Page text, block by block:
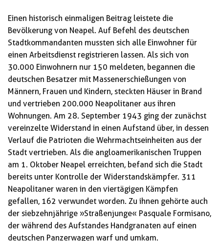
Einen historisch einmaligen Beitrag leistete die
Bevölkerung von Neapel. Auf Befehl des deutschen
Stadtkommandanten mussten sich alle Einwohner für
einen Arbeitsdienst registrieren lassen. Als sich von
30.000 Einwohnern nur 150 meldeten, begannen die
deutschen Besatzer mit Massenerschießungen von
Männern, Frauen und Kindern, steckten Häuser in Brand
und vertrieben 200.000 Neapolitaner aus ihren
Wohnungen. Am 28. September 1943 ging der zunächst
vereinzelte Widerstand in einen Aufstand über, in dessen
Verlauf die Patrioten die Wehrmachtseinheiten aus der
Stadt vertrieben. Als die angloamerikanischen Truppen
am 1. Oktober Neapel erreichten, befand sich die Stadt
bereits unter Kontrolle der Widerstandskämpfer. 311
Neapolitaner waren in den viertägigen Kämpfen
gefallen, 162 verwundet worden. Zu ihnen gehörte auch
der siebzehnjährige »Straßenjunge« Pasquale Formisano,
der während des Aufstandes Handgranaten auf einen
deutschen Panzerwagen warf und umkam.